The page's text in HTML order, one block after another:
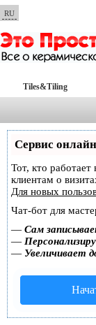
RU
Tiles&Tiling
Сервис
Тот, кто
клиентам о
Для новых
Чат-бот для
— Сам
—
— Увеличивает